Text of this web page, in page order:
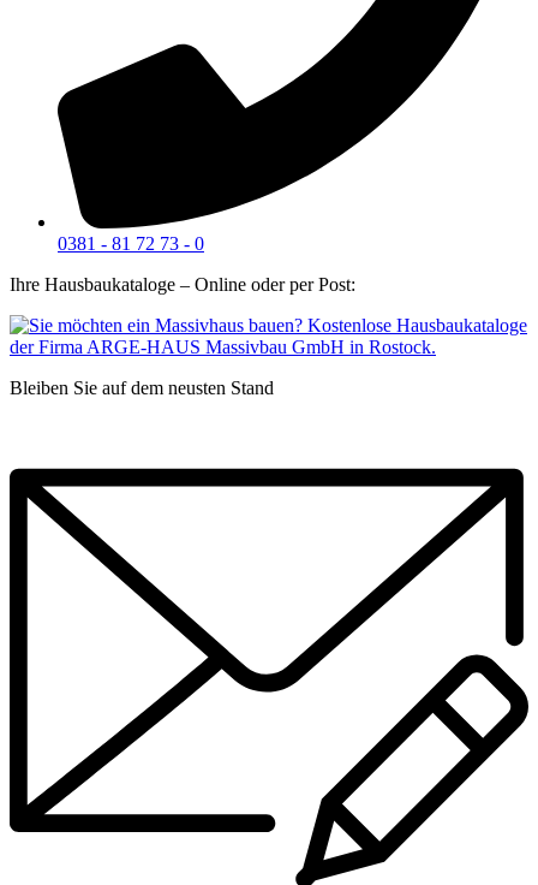
0381 - 81 72 73 - 0
Ihre Hausbaukataloge – Online oder per Post:
Bleiben Sie auf dem neusten Stand